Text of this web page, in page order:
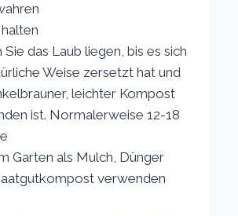
Sie das Laub liegen, bis es sich
Weise zersetzt hat und
leichter Kompost
ist. Normalerweise 12-18
Garten als Mulch, Dünger
verwenden